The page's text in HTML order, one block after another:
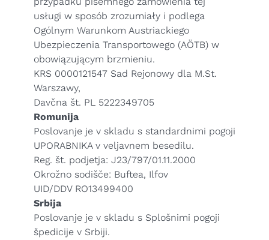
usługi w sposób zrozumiały i podlega
Ogólnym Warunkom Austriackiego
Ubezpieczenia Transportowego (AÖTB) w
obowiązującym brzmieniu.
KRS 0000121547 Sad Rejonowy dla M.St.
Warszawy,
Davčna št. PL 5222349705
Romunija
Poslovanje je v skladu s standardnimi pogoji
UPORABNIKA v veljavnem besedilu.
Reg. št. podjetja: J23/797/01.11.2000
Okrožno sodišče: Buftea, Ilfov
UID/DDV RO13499400
Srbija
Poslovanje je v skladu s Splošnimi pogoji
špedicije v Srbiji.